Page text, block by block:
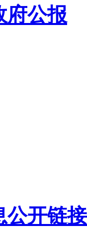
府公报
公开链接